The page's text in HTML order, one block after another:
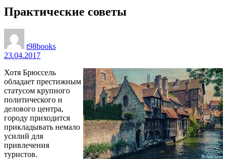
Практические советы
t98books
23.04.2017
Хотя Брюссель
обладает престижным
статусом крупного
политического и
делового центра,
городу приходится
прикладывать немало
усилий для
привлечения
туристов.